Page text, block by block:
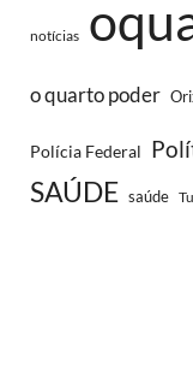
notícias
o quarto poder
Polícia Federal
SAÚDE saúde